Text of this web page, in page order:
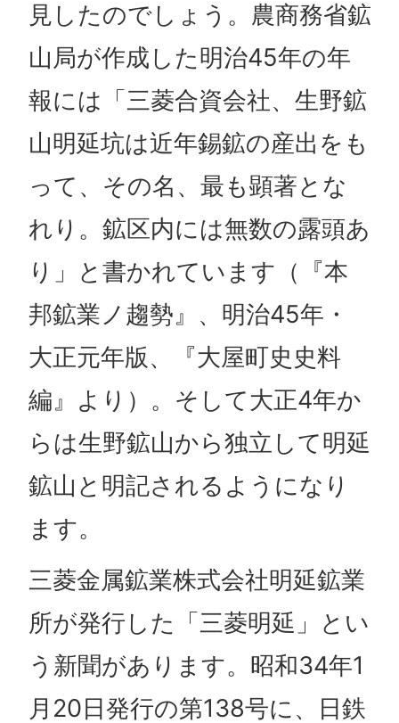
見したのでしょう。農商務省鉱
山局が作成した明治45年の年
報には「三菱合資会社、生野鉱
山明延坑は近年錫鉱の産出をも
って、その名、最も顕著とな
れり。鉱区内には無数の露頭あ
り」と書かれています（『本
邦鉱業ノ趨勢』、明治45年・
大正元年版、『大屋町史史料
編』より）。そして大正4年か
らは生野鉱山から独立して明延
鉱山と明記されるようになり
ます。
三菱金属鉱業株式会社明延鉱業
所が発行した「三菱明延」とい
う新聞があります。昭和34年1
月20日発行の第138号に、日鉄